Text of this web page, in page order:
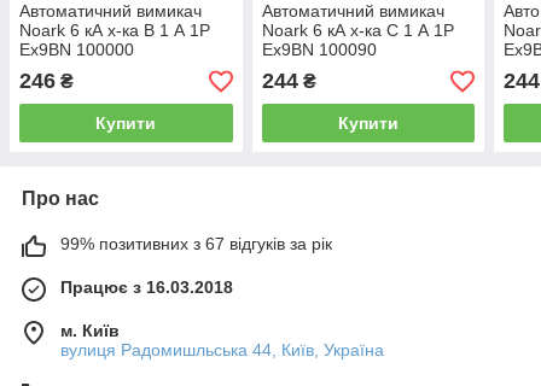
Автоматичний вимикач
Noark 6 кА х-ка B 1 А 1P
Ex9BN 100000
246 ₴
Купити
Автоматичний вимикач
Noark 6 кА х-ка C 1 А 1P
Ex9BN 100090
244₴
Купити
244
Про нас
99% позитивних з 67 відгуків за рік
Працює з 16.03.2018
м. Київ
вулиця Радомишльська 44, Київ, Україна